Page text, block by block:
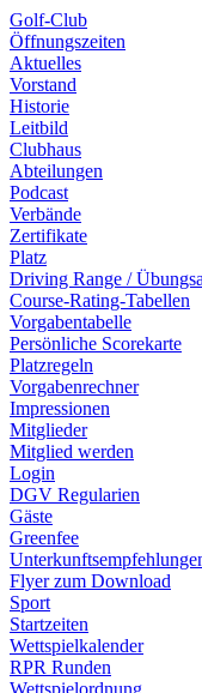
Golf-Club
Öffnungszeiten
Aktuelles
Vorstand
Historie
Leitbild
Clubhaus
Abteilungen
Podcast
Verbände
Zertifikate
Platz
Driving Range /
Course-Rating-Tabellen
Vorgabentabelle
Persönliche Scorekarte
Platzregeln
Vorgabenrechner
Impressionen
Mitglieder
Mitglied werden
Login
DGV Regularien
Gäste
Greenfee
Flyer zum Download
Sport
Startzeiten
Wettspielkalender
RPR Runden
Wettspielordnung